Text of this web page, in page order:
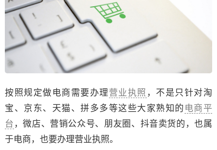
按照规定做电商需要办理 营业执照 ，不是只针对淘
宝、京东、天猫、拼多多等这些大家熟知的 电商平
台 ，微店、营销公众号、朋友圈、抖音卖货的，也属
于电商，也要办理营业执照。